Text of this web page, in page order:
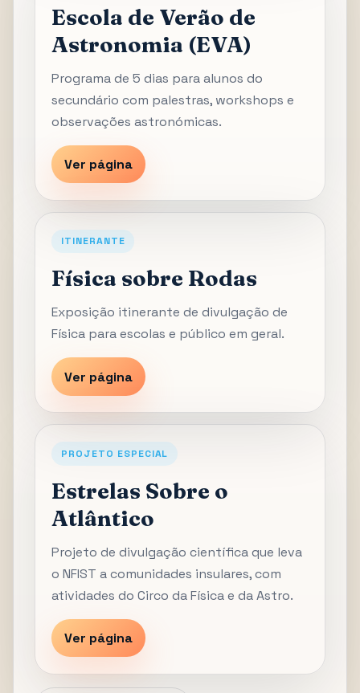
Escola de Verão de
Astronomia (EVA)
Programa de 5 dias para alunos do
secundário com palestras, workshops e
observações astronómicas.
Ver página
ITINERANTE
Física sobre Rodas
Exposição itinerante de divulgação de
Física para escolas e público em geral.
Ver página
PROJETO ESPECIAL
Estrelas Sobre o
Atlântico
Projeto de divulgação científica que leva
o NFIST a comunidades insulares, com
atividades do Circo da Física e da Astro.
Ver página